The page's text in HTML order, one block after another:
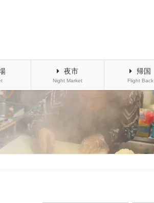
夜市
Night Market
帰国
Flight Back